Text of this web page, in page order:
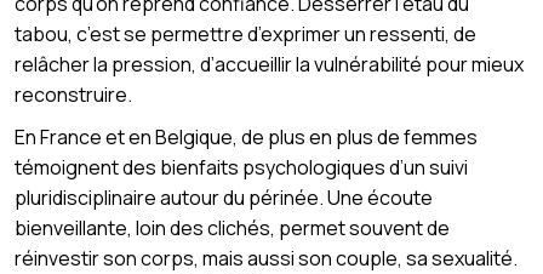
tabou, c’est se permettre d’exprimer un ressenti, de
relâcher la pression, d’accueillir la vulnérabilité pour mieux
reconstruire.
En France et en Belgique, de plus en plus de femmes
témoignent des bienfaits psychologiques d’un suivi
pluridisciplinaire autour du périnée. Une écoute
bienveillante, loin des clichés, permet souvent de
réinvestir son corps, mais aussi son couple, sa sexualité.